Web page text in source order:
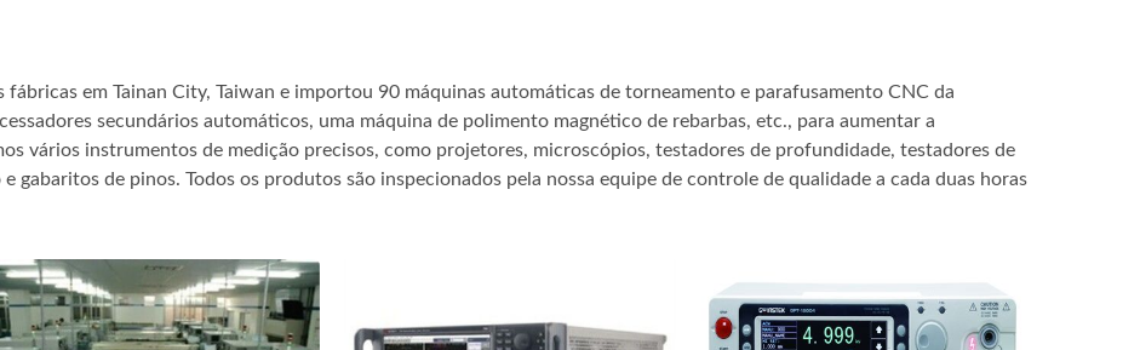
em Tainan City, Taiwan e importou 90 máquinas automáticas de torneamento e parafusamento CNC da
secundários automáticos, uma máquina de polimento magnético de rebarbas, etc., para aumentar a
vários instrumentos de medição precisos, como projetores, microscópios, testadores de profundidade, testadores de
gabaritos de pinos. Todos os produtos são inspecionados pela nossa equipe de controle de qualidade a cada duas horas